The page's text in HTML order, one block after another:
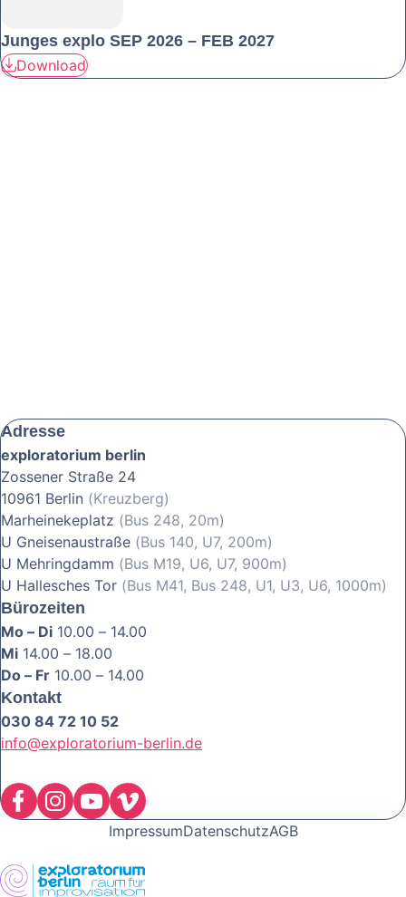
Junges explo SEP 2026 – FEB 2027
Download
Adresse
exploratorium berlin
Zossener Straße 24
10961 Berlin (Kreuzberg)
Marheinekeplatz (Bus 248, 20m)
U Gneisenaustraße (Bus 140, U7, 200m)
U Mehringdamm (Bus M19, U6, U7, 900m)
U Hallesches Tor (Bus M41, Bus 248, U1, U3, U6, 1000m)
Bürozeiten
Mo – Di 10.00 – 14.00
Mi 14.00 – 18.00
Do – Fr 10.00 – 14.00
Kontakt
030 84 72 10 52
info@exploratorium-berlin.de
ImpressumDatenschutzAGB